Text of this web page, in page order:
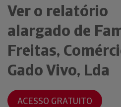
Ver o relatório
alargado de
Freitas,
Gado Vivo, Lda
ACESSO GRATUITO